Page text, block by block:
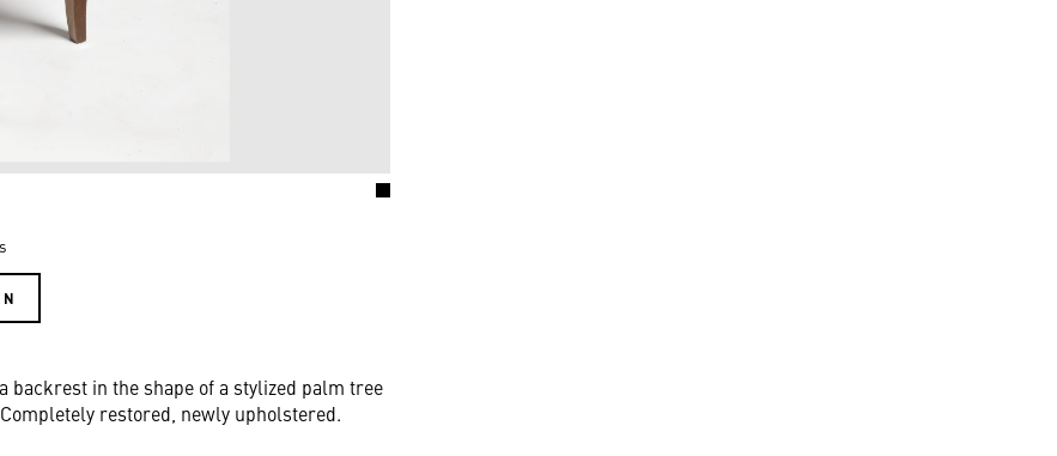
in the shape of a stylized palm tree
restored, newly upholstered.